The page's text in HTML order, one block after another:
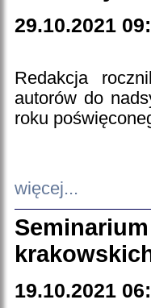
29.10.2021
Redakcja
autorów do
roku
więcej...
19.10.2021